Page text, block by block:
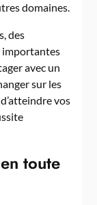
domaines.
des
importantes
avec un
sur les
vos
toute